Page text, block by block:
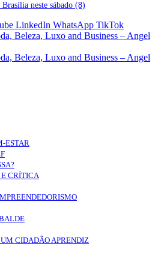
neste sábado (8)
LinkedIn WhatsApp TikTok
ESTAR
CRÍTICA
CIDADÃO APRENDIZ